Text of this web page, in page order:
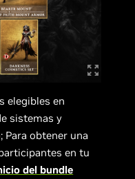
elegibles en
sistemas y
obtener una
en tu
del bundle